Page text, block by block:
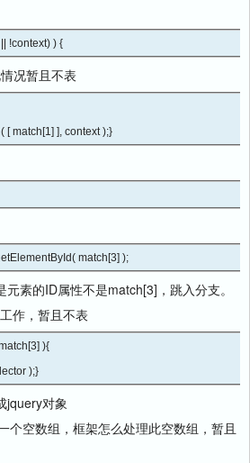
况暂且不表
素的ID属性不是match[3]，跳入分支。
作，暂且不表
){
jquery对象
个空数组，框架怎么处理此空数组，暂且